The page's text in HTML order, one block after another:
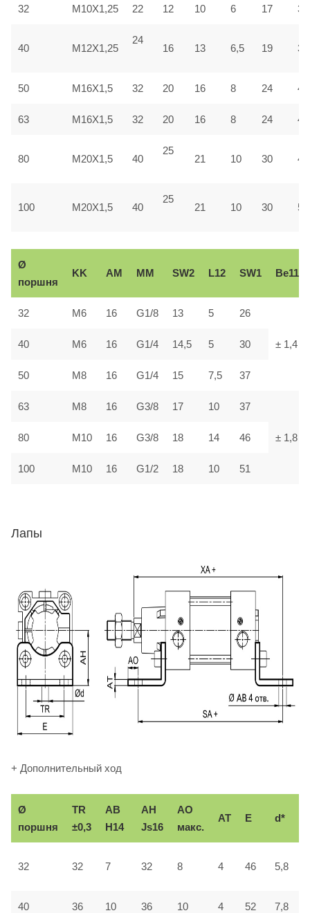
32 M10X1,25 22 12 10 6 17 30
40 M12X1,25
24
16 13 6,5 19 35
50 M16X1,5 32 20 16 8 24 40
63 M16X1,5 32 20 16 8 24 45
80 M20X1,5 40
25
21 10 30 45
100 M20X1,5 40
25
21 10 30 55
Ø
поршня
KK AM ММ SW2 L12 SW1 Вe11
32 М6 16 G1/8 13 5 26
± 1,4
40 М6 16 G1/4 14,5 5 30
50 М8 16 G1/4 15 7,5 37
63 М8 16 G3/8 17 10 37
± 1,8
80 М10 16 G3/8 18 14 46
100 М10 16 G1/2 18 10 51
Лапы
+ Дополнительный ход
Ø
поршня
TR
±0,3
AB
H14
AH
Js16
АО
макс.
AT E d*
32 32 7 32 8 4 46 5,8
40 36 10 36 10 4 52 7,8